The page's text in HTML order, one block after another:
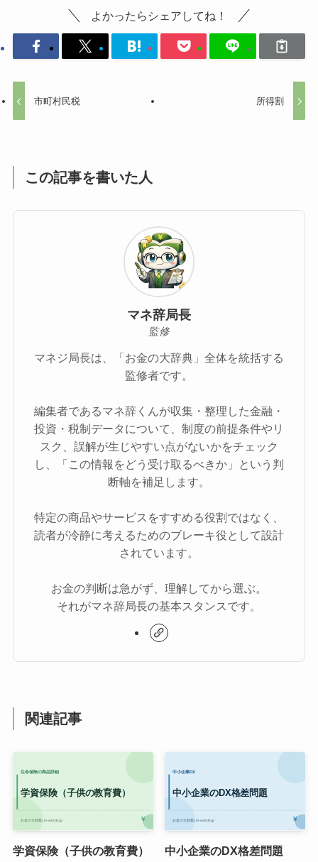
よかったらシェアしてね！
市町村民税 所得割
この記事を書いた人
マネ辞局長
監修
マネジ局長は、「お金の大辞典」全体を統括する
監修者です。
編集者であるマネ辞くんが収集・整理した金融・
投資・税制データについて、制度の前提条件やリ
スク、誤解が生じやすい点がないかをチェック
し、「この情報をどう受け取るべきか」という判
断軸を補足します。
特定の商品やサービスをすすめる役割ではなく、
読者が冷静に考えるためのブレーキ役として設計
されています。
お金の判断は急がず、理解してから選ぶ。
それがマネ辞局長の基本スタンスです。
関連記事
学資保険（子供の教育費） 中小企業のDX格差問題